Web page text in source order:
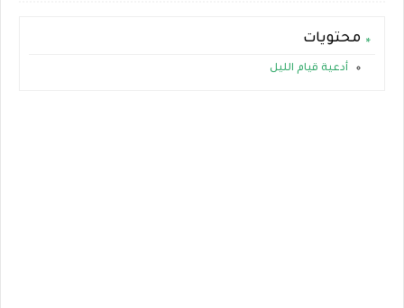
محتويات
أدعية قيام الليل